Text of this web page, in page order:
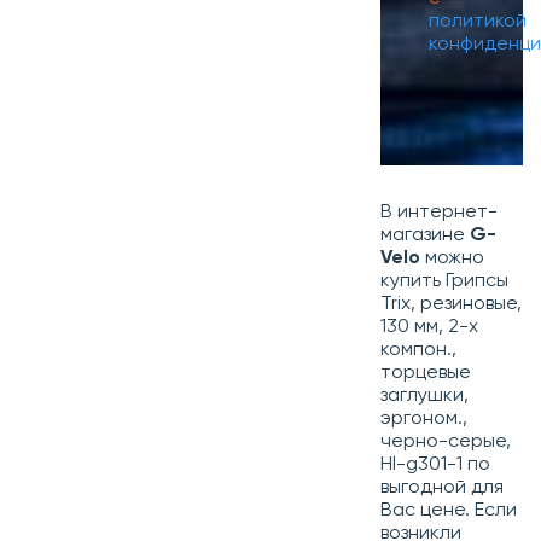
политикой
В интернет-
магазине G-
Velo можно
купить Грипсы
Trix, резиновые,
130 мм, 2-х
компон.,
торцевые
заглушки,
эргоном.,
черно-серые,
Hl-g301-1 по
выгодной для
Вас цене. Если
возникли